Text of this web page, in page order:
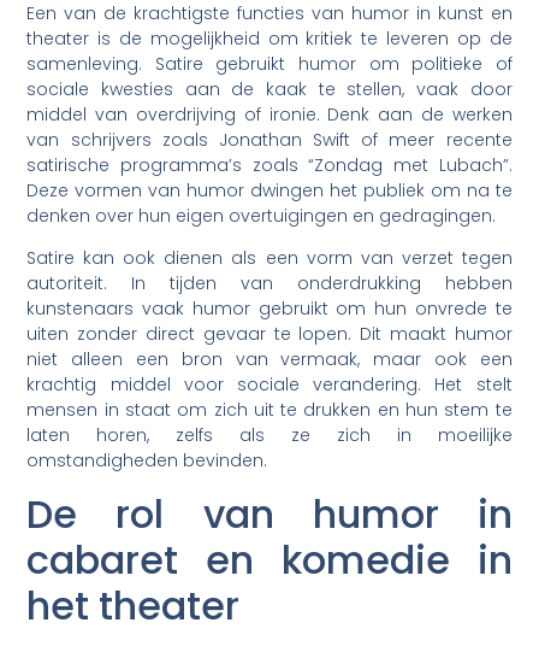
Een van de krachtigste functies van humor in kunst en
theater is de mogelijkheid om kritiek te leveren op de
samenleving. Satire gebruikt humor om politieke of
sociale kwesties aan de kaak te stellen, vaak door
middel van overdrijving of ironie. Denk aan de werken
van schrijvers zoals Jonathan Swift of meer recente
satirische programma’s zoals “Zondag met Lubach”.
Deze vormen van humor dwingen het publiek om na te
denken over hun eigen overtuigingen en gedragingen.
Satire kan ook dienen als een vorm van verzet tegen
autoriteit. In tijden van onderdrukking hebben
kunstenaars vaak humor gebruikt om hun onvrede te
uiten zonder direct gevaar te lopen. Dit maakt humor
niet alleen een bron van vermaak, maar ook een
krachtig middel voor sociale verandering. Het stelt
mensen in staat om zich uit te drukken en hun stem te
laten horen, zelfs als ze zich in moeilijke
omstandigheden bevinden.
De rol van humor in
cabaret en komedie in
het theater